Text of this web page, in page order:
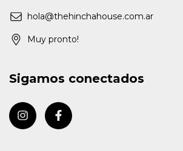
hola@thehinchahouse.com.ar
Muy pronto!
Sigamos conectados